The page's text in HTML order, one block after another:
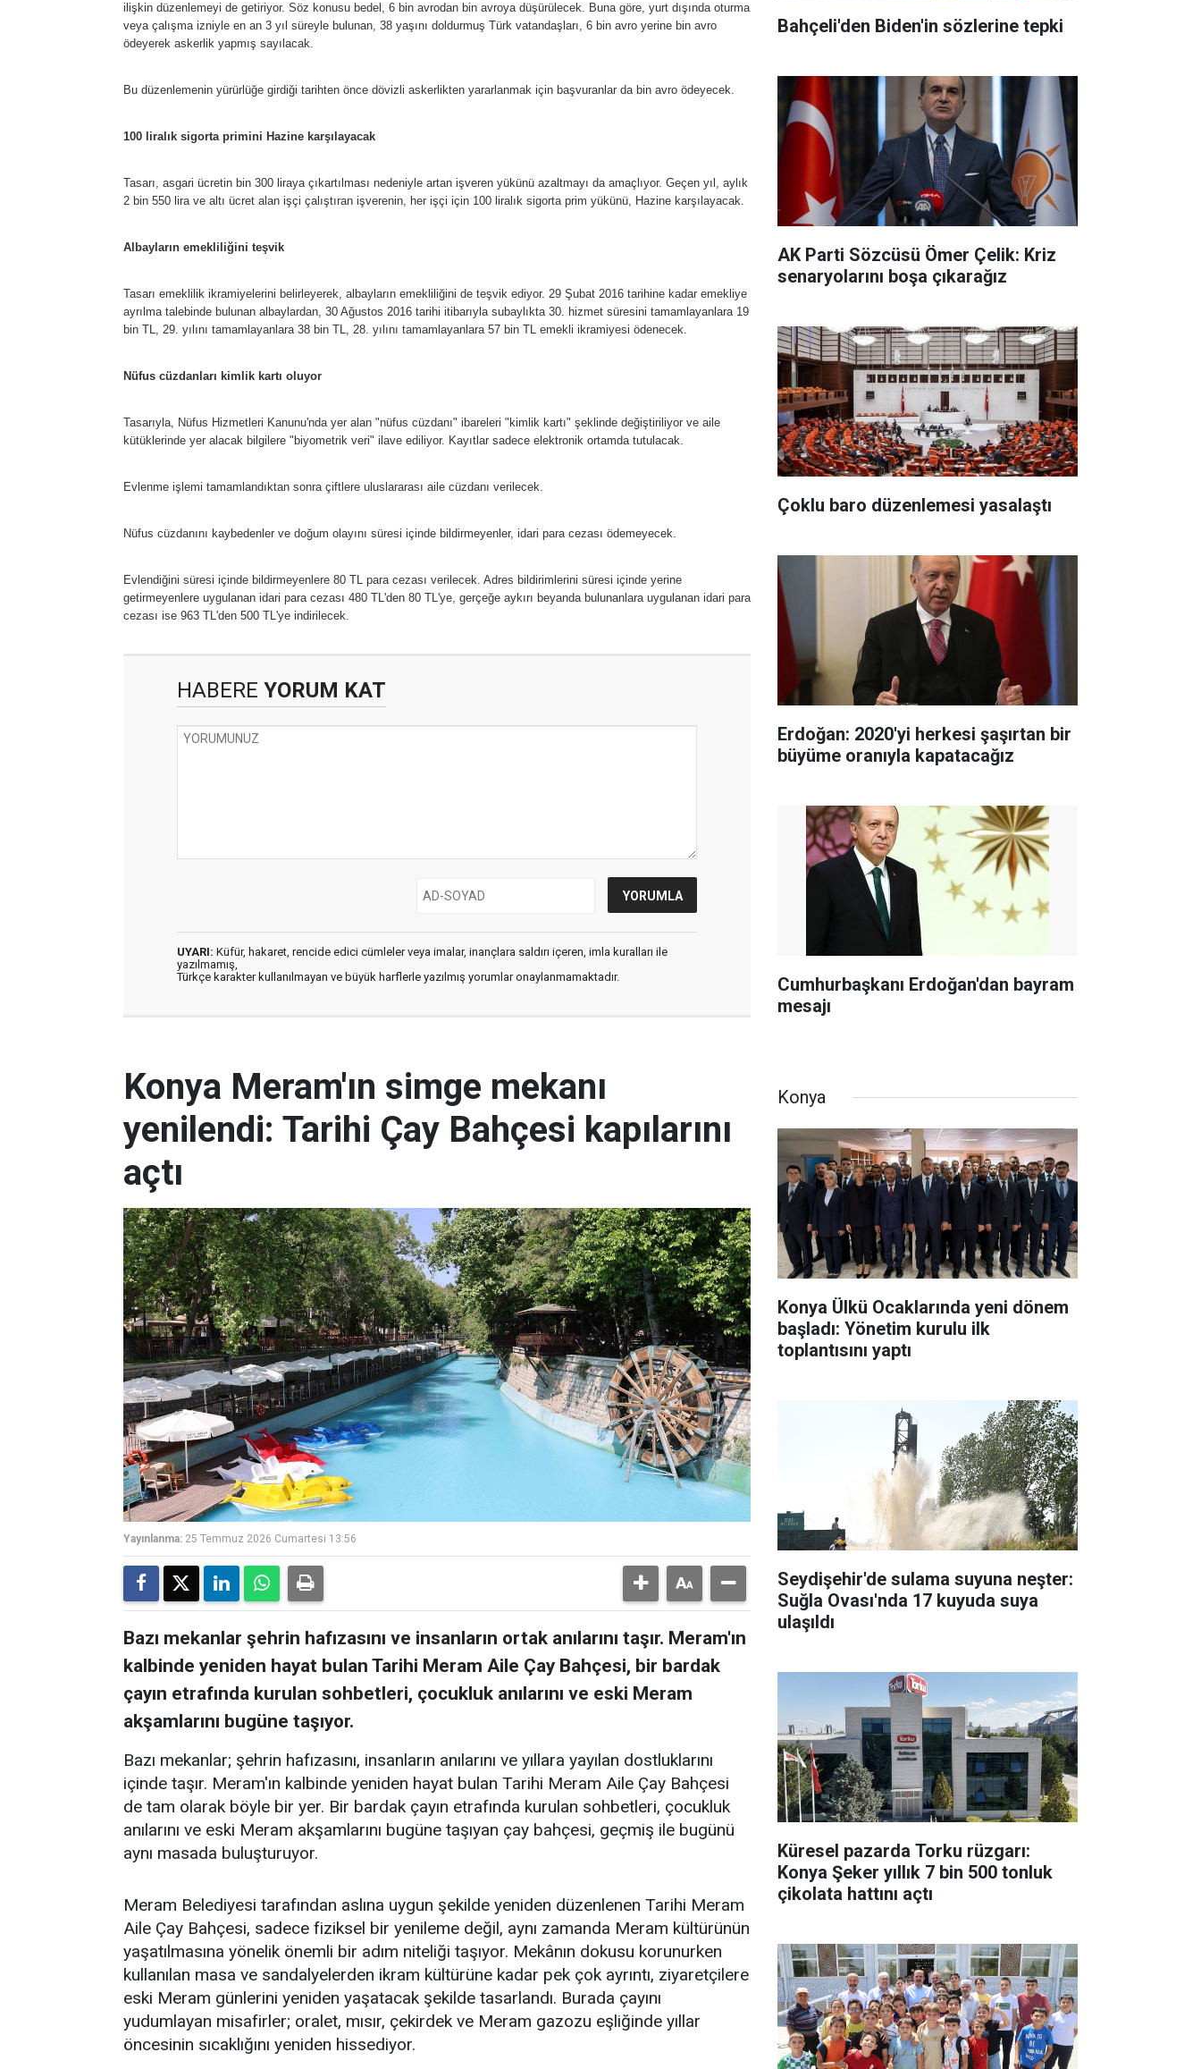
ilişkin düzenlemeyi de getiriyor. Söz konusu bedel, 6 bin avrodan bin avroya düşürülecek. Buna göre, yurt dışında oturma
veya çalışma izniyle en an 3 yıl süreyle bulunan, 38 yaşını doldurmuş Türk vatandaşları, 6 bin avro yerine bin avro
ödeyerek askerlik yapmış sayılacak.
Bu düzenlemenin yürürlüğe girdiği tarihten önce dövizli askerlikten yararlanmak için başvuranlar da bin avro ödeyecek.
100 liralık sigorta primini Hazine karşılayacak
Tasarı, asgari ücretin bin 300 liraya çıkartılması nedeniyle artan işveren yükünü azaltmayı da amaçlıyor. Geçen yıl, aylık
2 bin 550 lira ve altı ücret alan işçi çalıştıran işverenin, her işçi için 100 liralık sigorta prim yükünü, Hazine karşılayacak.
Albayların emekliliğini teşvik
Tasarı emeklilik ikramiyelerini belirleyerek, albayların emekliliğini de teşvik ediyor. 29 Şubat 2016 tarihine kadar emekliye
ayrılma talebinde bulunan albaylardan, 30 Ağustos 2016 tarihi itibarıyla subaylıkta 30. hizmet süresini tamamlayanlara 19
bin TL, 29. yılını tamamlayanlara 38 bin TL, 28. yılını tamamlayanlara 57 bin TL emekli ikramiyesi ödenecek.
Nüfus cüzdanları kimlik kartı oluyor
Tasarıyla, Nüfus Hizmetleri Kanunu'nda yer alan "nüfus cüzdanı" ibareleri "kimlik kartı" şeklinde değiştiriliyor ve aile
kütüklerinde yer alacak bilgilere "biyometrik veri" ilave ediliyor. Kayıtlar sadece elektronik ortamda tutulacak.
Evlenme işlemi tamamlandıktan sonra çiftlere uluslararası aile cüzdanı verilecek.
Nüfus cüzdanını kaybedenler ve doğum olayını süresi içinde bildirmeyenler, idari para cezası ödemeyecek.
Evlendiğini süresi içinde bildirmeyenlere 80 TL para cezası verilecek. Adres bildirimlerini süresi içinde yerine
getirmeyenlere uygulanan idari para cezası 480 TL'den 80 TL'ye, gerçeğe aykırı beyanda bulunanlara uygulanan idari para
cezası ise 963 TL'den 500 TL'ye indirilecek.
HABERE YORUM KAT
UYARI: Küfür, hakaret, rencide edici cümleler veya imalar, inançlara saldırı içeren, imla kuralları ile
yazılmamış,
Türkçe karakter kullanılmayan ve büyük harflerle yazılmış yorumlar onaylanmamaktadır.
Bahçeli'den Biden'in sözlerine tepki
AK Parti Sözcüsü Ömer Çelik: Kriz
senaryolarını boşa çıkarağız
Çoklu baro düzenlemesi yasalaştı
Erdoğan: 2020'yi herkesi şaşırtan bir
büyüme oranıyla kapatacağız
Cumhurbaşkanı Erdoğan'dan bayram
mesajı
Konya Meram'ın simge mekanı
yenilendi: Tarihi Çay Bahçesi kapılarını
açtı
Yayınlanma: 25 Temmuz 2026 Cumartesi 13:56
Bazı mekanlar şehrin hafızasını ve insanların ortak anılarını taşır. Meram'ın
kalbinde yeniden hayat bulan Tarihi Meram Aile Çay Bahçesi, bir bardak
çayın etrafında kurulan sohbetleri, çocukluk anılarını ve eski Meram
akşamlarını bugüne taşıyor.
Bazı mekanlar; şehrin hafızasını, insanların anılarını ve yıllara yayılan dostluklarını
içinde taşır. Meram'ın kalbinde yeniden hayat bulan Tarihi Meram Aile Çay Bahçesi
de tam olarak böyle bir yer. Bir bardak çayın etrafında kurulan sohbetleri, çocukluk
anılarını ve eski Meram akşamlarını bugüne taşıyan çay bahçesi, geçmiş ile bugünü
aynı masada buluşturuyor.
Meram Belediyesi tarafından aslına uygun şekilde yeniden düzenlenen Tarihi Meram
Aile Çay Bahçesi, sadece fiziksel bir yenileme değil, aynı zamanda Meram kültürünün
yaşatılmasına yönelik önemli bir adım niteliği taşıyor. Mekânın dokusu korunurken
kullanılan masa ve sandalyelerden ikram kültürüne kadar pek çok ayrıntı, ziyaretçilere
eski Meram günlerini yeniden yaşatacak şekilde tasarlandı. Burada çayını
yudumlayan misafirler; oralet, mısır, çekirdek ve Meram gazozu eşliğinde yıllar
öncesinin sıcaklığını yeniden hissediyor.
Konya
Konya Ülkü Ocaklarında yeni dönem
başladı: Yönetim kurulu ilk
toplantısını yaptı
Seydişehir'de sulama suyuna neşter:
Suğla Ovası'nda 17 kuyuda suya
ulaşıldı
Küresel pazarda Torku rüzgarı:
Konya Şeker yıllık 7 bin 500 tonluk
çikolata hattını açtı